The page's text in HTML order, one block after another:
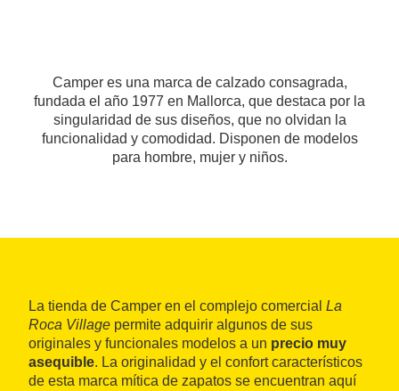
Camper es una marca de calzado consagrada,
fundada el año 1977 en Mallorca, que destaca por la
singularidad de sus diseños, que no olvidan la
funcionalidad y comodidad. Disponen de modelos
para hombre, mujer y niños.
La tienda de Camper en el complejo comercial La
Roca Village permite adquirir algunos de sus
originales y funcionales modelos a un precio muy
asequible. La originalidad y el confort característicos
de esta marca mítica de zapatos se encuentran aquí